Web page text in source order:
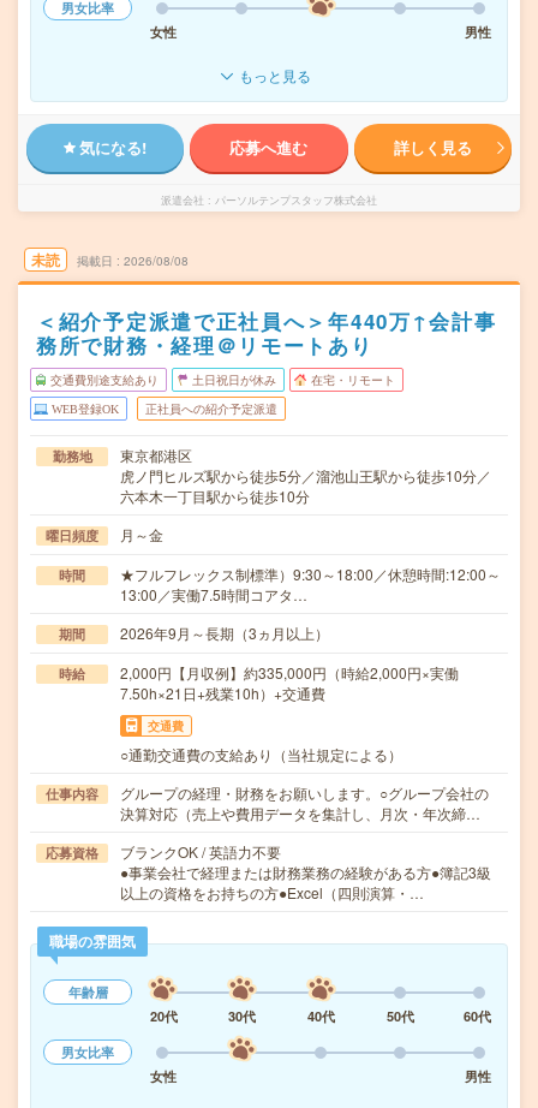
男女比率
女性
男性
もっと見る
気になる! 応募へ進む 詳しく見る
派遣会社 パーソルテンプスタッフ株式会社
未読 掲載日 2026/08/08
＜紹介予定派遣で正社員へ＞年440万↑会計事
務所で財務・経理＠リモートあり
交通費別途支給あり 土日祝日が休み 在宅・リモート
WEB登録OK 正社員への紹介予定派遣
勤務地
東京都港区
虎ノ門ヒルズ駅から徒歩5分／溜池山王駅から徒歩10分／
六本木一丁目駅から徒歩10分
曜日頻度 月～金
時間
★フルフレックス制標準）9:30～18:00／休憩時間:12:00～
13:00／実働7.5時間コアタ…
期間 2026年9月～長期（3ヵ月以上）
時給
2,000円【月収例】約335,000円（時給2,000円×実働
7.50h×21日+残業10h）+交通費
交通費
○通勤交通費の支給あり（当社規定による）
仕事内容
グループの経理・財務をお願いします。○グループ会社の
決算対応（売上や費用データを集計し、月次・年次締…
応募資格
ブランクOK / 英語力不要
●事業会社で経理または財務業務の経験がある方●簿記3級
以上の資格をお持ちの方●Excel（四則演算・…
職場の雰囲気
年齢層
20代
30代 40代 50代
60代
男女比率
女性
男性